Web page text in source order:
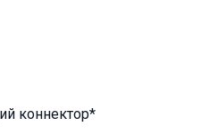
коннектор*